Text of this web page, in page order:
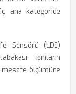
ana kategoride
Sensörü (LDS)
ışınların
mesafe ölçümüne